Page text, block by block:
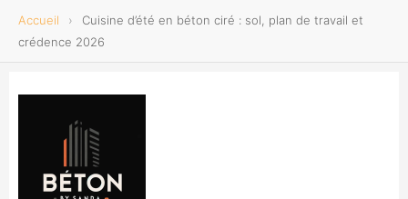
Accueil ›
Cuisine d’été en béton ciré : sol, plan de travail et
crédence 2026